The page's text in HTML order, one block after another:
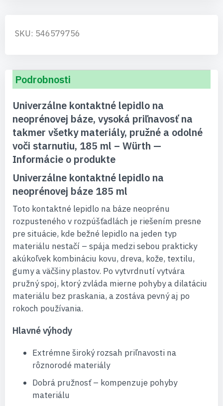
SKU: 546579756
Podrobnosti
Univerzálne kontaktné lepidlo na
neoprénovej báze, vysoká priľnavosť na
takmer všetky materiály, pružné a odolné
voči starnutiu, 185 ml – Würth —
Informácie o produkte
Univerzálne kontaktné lepidlo na
neoprénovej báze 185 ml
Toto kontaktné lepidlo na báze neoprénu
rozpusteného v rozpúšťadlách je riešením presne
pre situácie, kde bežné lepidlo na jeden typ
materiálu nestačí – spája medzi sebou prakticky
akúkoľvek kombináciu kovu, dreva, kože, textilu,
gumy a väčšiny plastov. Po vytvrdnutí vytvára
pružný spoj, ktorý zvláda mierne pohyby a dilatáciu
materiálu bez praskania, a zostáva pevný aj po
rokoch používania.
Hlavné výhody
Extrémne široký rozsah priľnavosti na
rôznorodé materiály
Dobrá pružnosť – kompenzuje pohyby
materiálu